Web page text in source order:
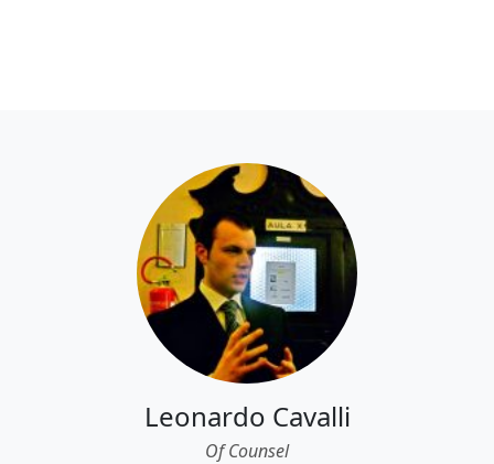
Leonardo Cavalli
Of Counsel